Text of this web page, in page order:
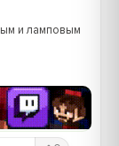
и ламповым